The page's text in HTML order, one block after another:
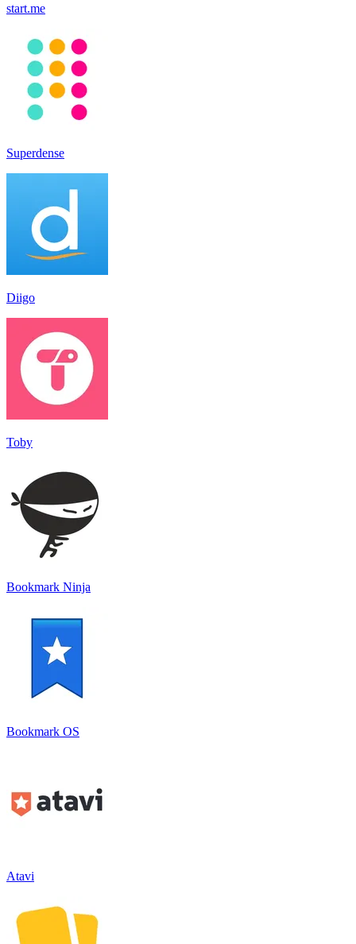
start.me
Superdense
Diigo
Toby
Bookmark Ninja
Bookmark OS
Atavi